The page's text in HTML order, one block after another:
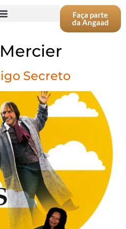
Faça parte
da Angaad
Secreto